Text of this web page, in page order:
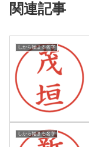
関連記事
しから始まる名字
しから始まる名字